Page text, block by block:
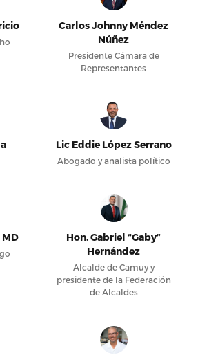
Carlos Johnny Méndez
Núñez
Presidente Cámara de
Representantes
Lic Eddie López Serrano
Abogado y analista político
MD
Hon. Gabriel “Gaby”
Hernández
Alcalde de Camuy y
presidente de la Federación
de Alcaldes